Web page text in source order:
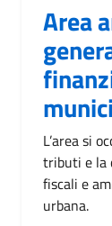
Area
L’area si
tributi e la
fiscali e
urbana.